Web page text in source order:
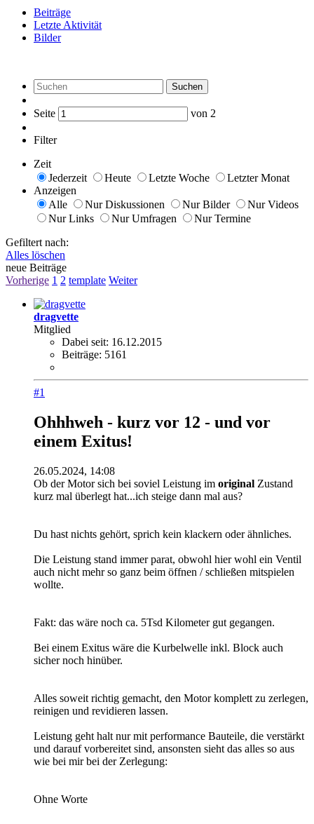
Beiträge
Letzte Aktivität
Bilder
Suchen
Seite von 2
Filter
Zeit
Jederzeit
Heute Letzte Woche
Letzter Monat
Anzeigen
Alle
Nur Diskussionen Nur Bilder
Nur Videos
Nur Links
Nur Umfragen
Nur Termine
Gefiltert nach:
Alles löschen
neue Beiträge
Vorherige 1 2 template Weiter
dragvette
Mitglied
Dabei seit: 16.12.2015
Beiträge: 5161
#1
Ohhhweh - kurz vor 12 - und vor
einem Exitus!
26.05.2024, 14:08
Ob der Motor sich bei soviel Leistung im original Zustand
kurz mal überlegt hat...ich steige dann mal aus?
Du hast nichts gehört, sprich kein klackern oder ähnliches.
Die Leistung stand immer parat, obwohl hier wohl ein Ventil
auch nicht mehr so ganz beim öffnen / schließen mitspielen
wollte.
Fakt: das wäre noch ca. 5Tsd Kilometer gut gegangen.
Bei einem Exitus wäre die Kurbelwelle inkl. Block auch
sicher noch hinüber.
Alles soweit richtig gemacht, den Motor komplett zu zerlegen,
reinigen und revidieren lassen.
Leistung geht halt nur mit performance Bauteile, die verstärkt
und darauf vorbereitet sind, ansonsten sieht das alles so aus
wie bei mir bei der Zerlegung:
Ohne Worte